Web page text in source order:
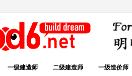
一级建造师 二级建造师 一级造价师